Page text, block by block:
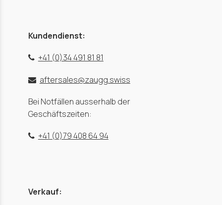
Kundendienst:
+41 (0)34 491 81 81
aftersales@zaugg.swiss
Bei Notfällen ausserhalb der
Geschäftszeiten:
+41 (0)79 408 64 94
Verkauf: